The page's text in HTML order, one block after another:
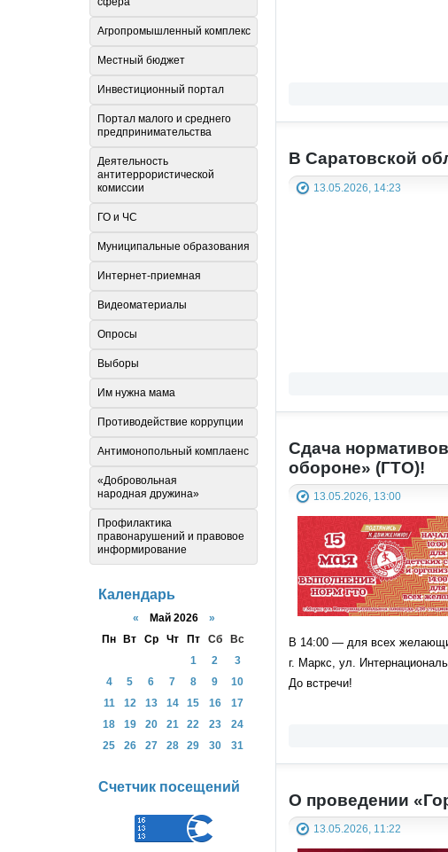
В Саратовской
13.05.2026, 14:23
Сдача
обороне» (ГТО)!
13.05.2026, 13:00
В 14:00 — для всех
г. Маркс, ул.
До встречи!
О проведении
13.05.2026, 11:22
Агропромышленный комплекс
Местный бюджет
Инвестиционный портал
Портал малого и среднего
предпринимательства
Деятельность
антитеррористической
комиссии
ГО и ЧС
Муниципальные образования
Интернет-приемная
Видеоматериалы
Опросы
Выборы
Им нужна мама
Противодействие коррупции
Антимонопольный комплаенс
«Добровольная
народная дружина»
Профилактика
правонарушений и правовое
информирование
Календарь
« Май 2026 »
Пн
Вт Ср Чт Пт Сб
Вс
1
2
3
4
5 6 7 8 9
10
11
12 13 14 15 16
17
18
19 20 21 22 23
24
25
26 27 28 29 30 31
Счетчик посещений